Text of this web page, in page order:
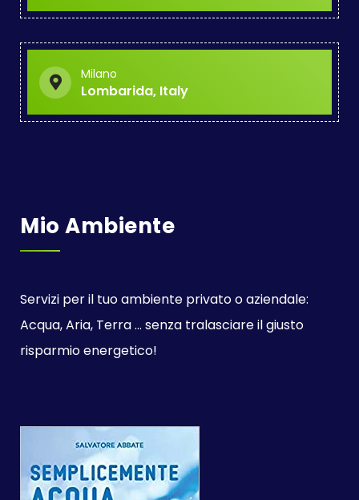
Milano
Lombarida, Italy
Mio Ambiente
Servizi per il tuo ambiente privato o aziendale:
Acqua, Aria, Terra ... senza tralasciare il giusto
risparmio energetico!